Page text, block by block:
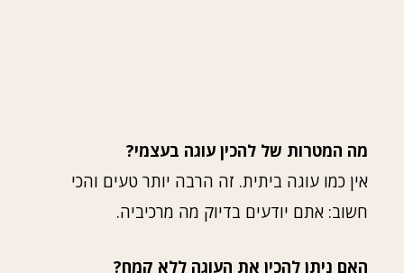
מה המטרות של להכין עוגה בעצמי?
אין כמו עוגה ביתית. זה הרבה יותר טעים והכי
חשוב: אתם יודעים בדיוק מה מרכיביה.
האם ניתן להכין את העוגה ללא קמח?